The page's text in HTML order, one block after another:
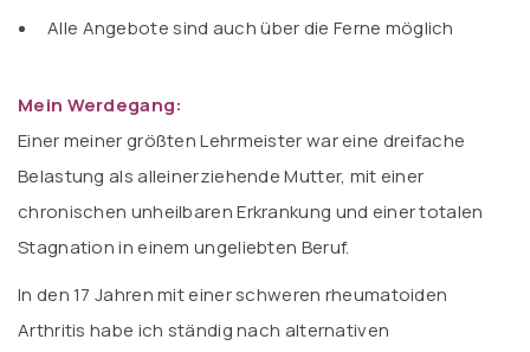
Alle Angebote sind auch über die Ferne möglich
Mein Werdegang:
Einer meiner größten Lehrmeister war eine dreifache
Belastung als alleinerziehende Mutter, mit einer
chronischen unheilbaren Erkrankung und einer totalen
Stagnation in einem ungeliebten Beruf.
In den 17 Jahren mit einer schweren rheumatoiden
Arthritis habe ich ständig nach alternativen